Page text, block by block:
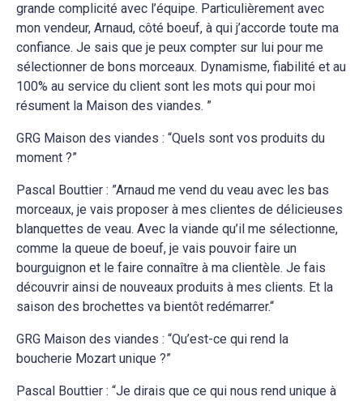
grande complicité avec l’équipe. Particulièrement avec
mon vendeur, Arnaud, côté boeuf, à qui j’accorde toute ma
confiance. Je sais que je peux compter sur lui pour me
sélectionner de bons morceaux. Dynamisme, fiabilité et au
100% au service du client sont les mots qui pour moi
résument la Maison des viandes. ”
GRG Maison des viandes : “Quels sont vos produits du
moment ?”
Pascal Bouttier : ”Arnaud me vend du veau avec les bas
morceaux, je vais proposer à mes clientes de délicieuses
blanquettes de veau. Avec la viande qu’il me sélectionne,
comme la queue de boeuf, je vais pouvoir faire un
bourguignon et le faire connaître à ma clientèle. Je fais
découvrir ainsi de nouveaux produits à mes clients. Et la
saison des brochettes va bientôt redémarrer.“
GRG Maison des viandes : “Qu’est-ce qui rend la
boucherie Mozart unique ?”
Pascal Bouttier : “Je dirais que ce qui nous rend unique à